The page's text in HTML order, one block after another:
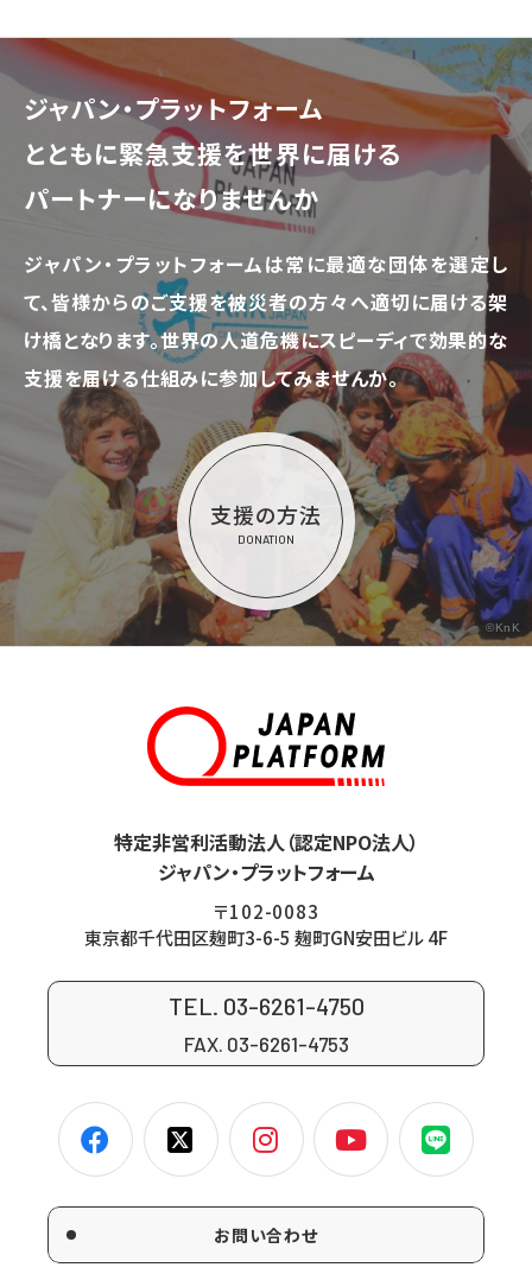
ジャパン・プラットフォーム
とともに緊急支援を世界に届ける
パートナーになりませんか
ジャパン・プラットフォームは常に最適な団体を選定し
て、皆様からのご支援を被災者の方々へ適切に届ける架
け橋となります。世界の人道危機にスピーディで効果的な
支援を届ける仕組みに参加してみませんか。
支援の方法
DONATION
©KnK
特定非営利活動法人（認定NPO法人）
ジャパン・プラットフォーム
〒102-0083
東京都千代田区麹町3-6-5 麹町GN安田ビル 4F
TEL. 03-6261-4750
FAX. 03-6261-4753
お問い合わせ